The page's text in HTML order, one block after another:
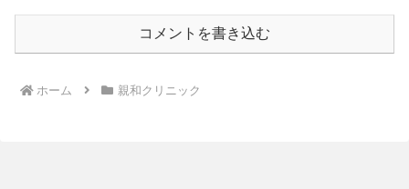
コメントを書き込む
ホーム 親和クリニック